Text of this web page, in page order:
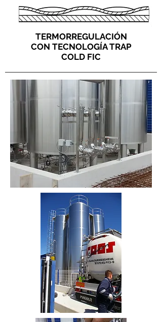
TERMORREGULACIÓN
CON TECNOLOGÍA TRAP
COLD FIC